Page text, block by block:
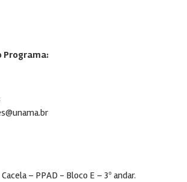
Programa:
– PPAD - Bloco E – 3º andar.